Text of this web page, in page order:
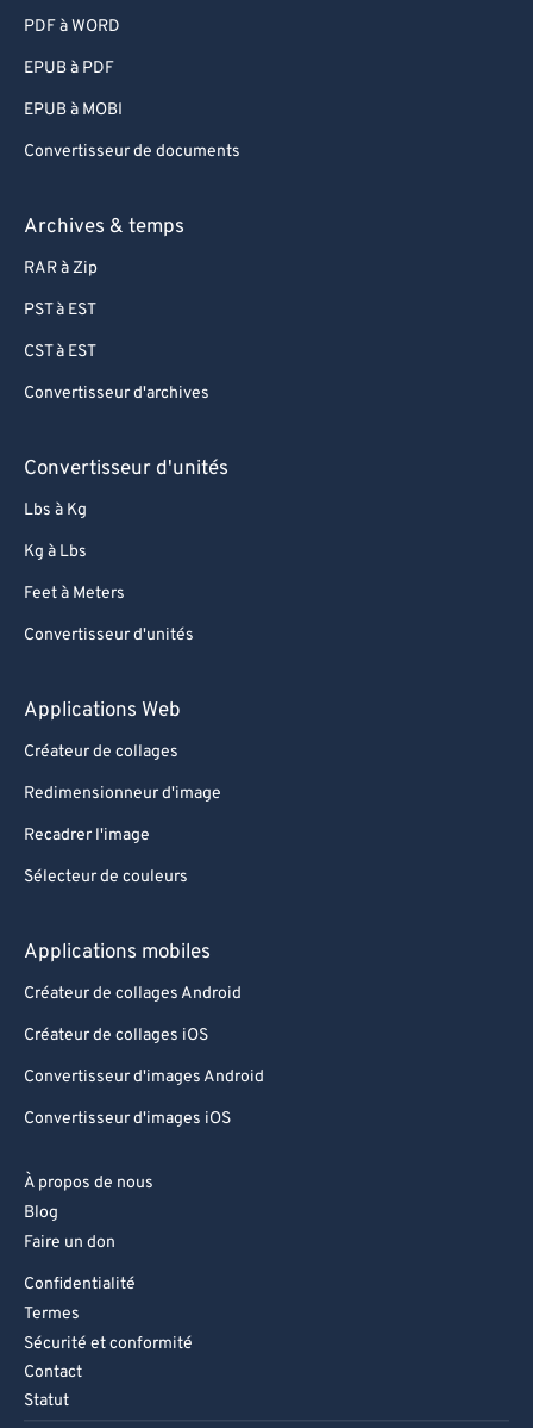
PDF à WORD
EPUB à PDF
EPUB à MOBI
Convertisseur de documents
Archives & temps
RAR à Zip
PST à EST
CST à EST
Convertisseur d'archives
Convertisseur d'unités
Lbs à Kg
Kg à Lbs
Feet à Meters
Convertisseur d'unités
Applications Web
Créateur de collages
Redimensionneur d'image
Recadrer l'image
Sélecteur de couleurs
Applications mobiles
Créateur de collages Android
Créateur de collages iOS
Convertisseur d'images Android
Convertisseur d'images iOS
À propos de nous
Blog
Faire un don
Confidentialité
Termes
Sécurité et conformité
Contact
Statut